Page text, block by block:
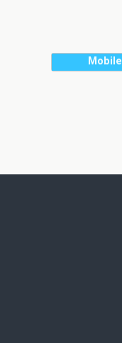
Mobile